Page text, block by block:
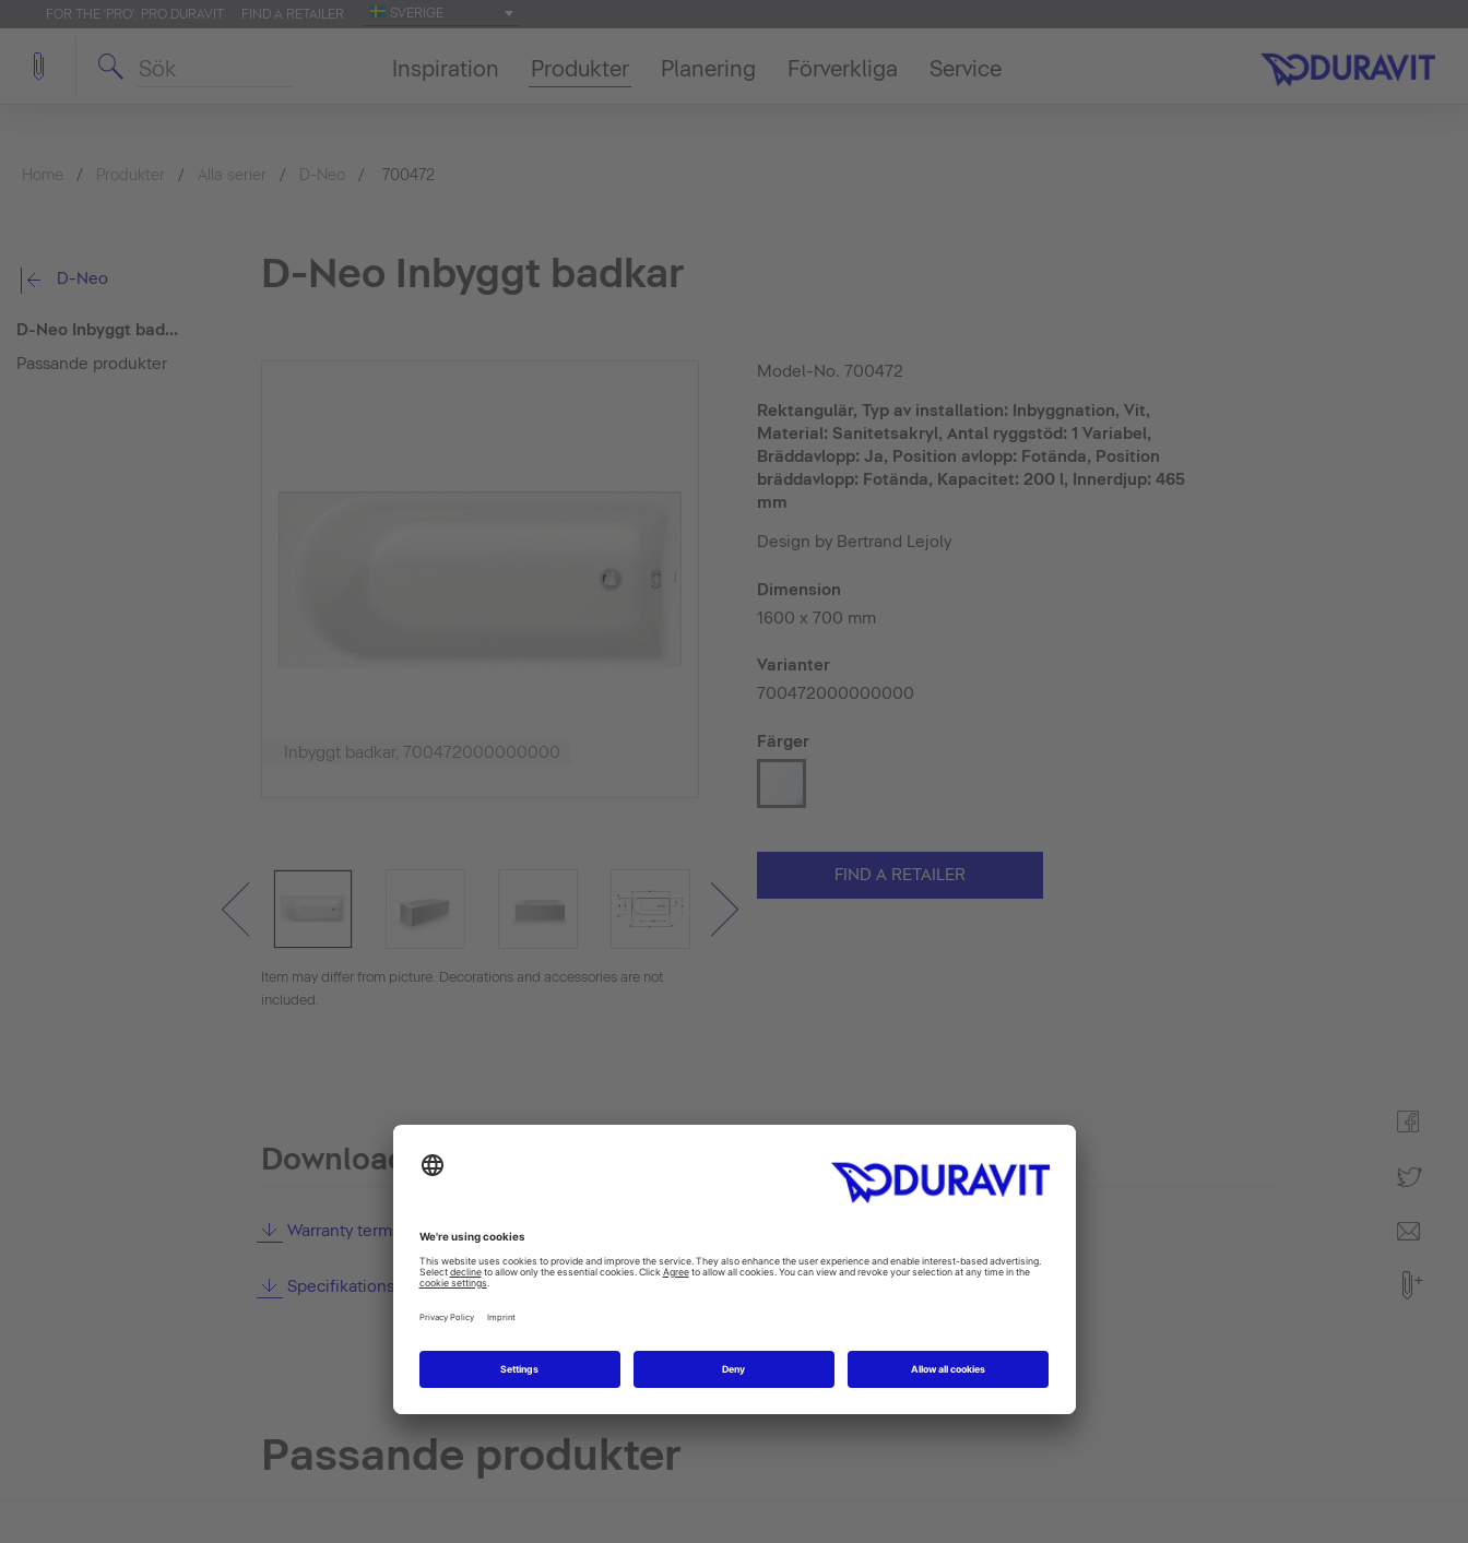
FOR THE 'PRO': PRO.DURAVIT FIND A RETAILER SVERIGE
Inspiration Produkter Planering Förverkliga Service
Home Produkter Alla serier D-Neo 700472
D-Neo
D-Neo Inbyggt badkar
Passande produkter
D-Neo Inbyggt badkar
Inbyggt badkar, 700472000000000
Item may differ from picture. Decorations and accessories are not
included.
Model-No. 700472
Rektangulär, Typ av installation: Inbyggnation, Vit,
Material: Sanitetsakryl, Antal ryggstöd: 1 Variabel,
Bräddavlopp: Ja, Position avlopp: Fotända, Position
bräddavlopp: Fotända, Kapacitet: 200 l, Innerdjup: 465
mm
Design by Bertrand Lejoly
Dimension
1600 x 700 mm
Varianter
700472000000000
Färger
FIND A RETAILER
Downloads
Warranty terms and conditions
Specifikationsmanual
Passande produkter